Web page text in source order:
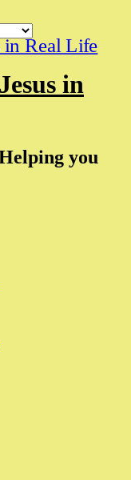
in
you